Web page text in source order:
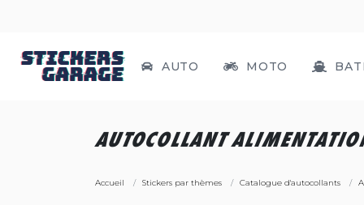
AUTO MOTO
AUTOCOLLANT
Accueil Stickers par thèmes Catalogue d'autocollants